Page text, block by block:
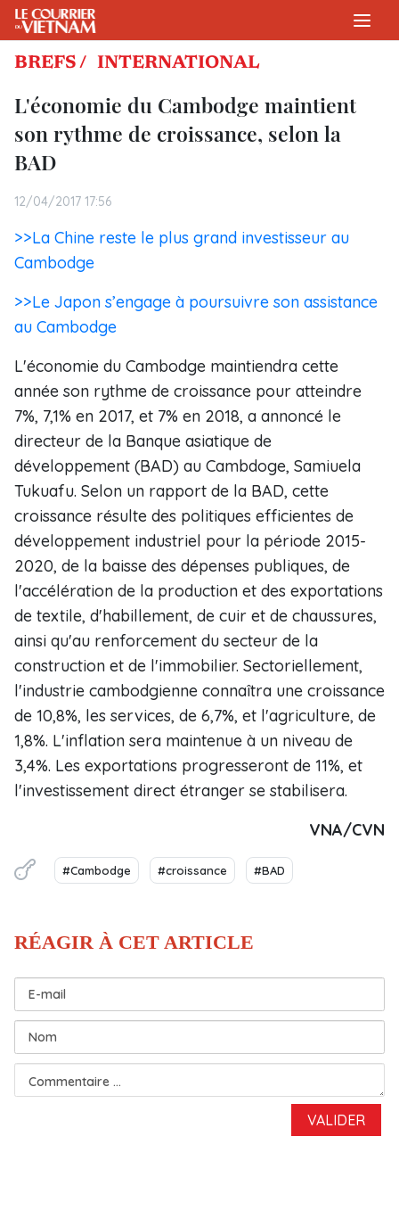
BREFS / INTERNATIONAL
L'économie du Cambodge maintient
son rythme de croissance, selon la
BAD
12/04/2017 17:56
>>La Chine reste le plus grand investisseur au
Cambodge
>>Le Japon s’engage à poursuivre son assistance
au Cambodge
L'économie du Cambodge maintiendra cette
année son rythme de croissance pour atteindre
7%, 7,1% en 2017, et 7% en 2018, a annoncé le
directeur de la Banque asiatique de
développement (BAD) au Cambdoge, Samiuela
Tukuafu. Selon un rapport de la BAD, cette
croissance résulte des politiques efficientes de
développement industriel pour la période 2015-
2020, de la baisse des dépenses publiques, de
l'accélération de la production et des exportations
de textile, d'habillement, de cuir et de chaussures,
ainsi qu'au renforcement du secteur de la
construction et de l'immobilier. Sectoriellement,
l'industrie cambodgienne connaîtra une croissance
de 10,8%, les services, de 6,7%, et l'agriculture, de
1,8%. L'inflation sera maintenue à un niveau de
3,4%. Les exportations progresseront de 11%, et
l'investissement direct étranger se stabilisera.
VNA/CVN
#Cambodge #croissance #BAD